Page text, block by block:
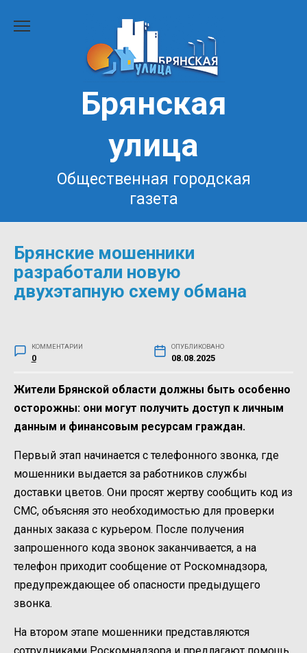
Брянская
улица
Общественная городская
газета
Брянские мошенники
разработали новую
двухэтапную схему обмана
КОММЕНТАРИИ
0
ОПУБЛИКОВАНО
08.08.2025
Жители Брянской области должны быть особенно
осторожны: они могут получить доступ к личным
данным и финансовым ресурсам граждан.
Первый этап начинается с телефонного звонка, где
мошенники выдается за работников службы
доставки цветов. Они просят жертву сообщить код из
СМС, объясняя это необходимостью для проверки
данных заказа с курьером. После получения
запрошенного кода звонок заканчивается, а на
телефон приходит сообщение от Роскомнадзора,
предупреждающее об опасности предыдущего
звонка.
На втором этапе мошенники представляются